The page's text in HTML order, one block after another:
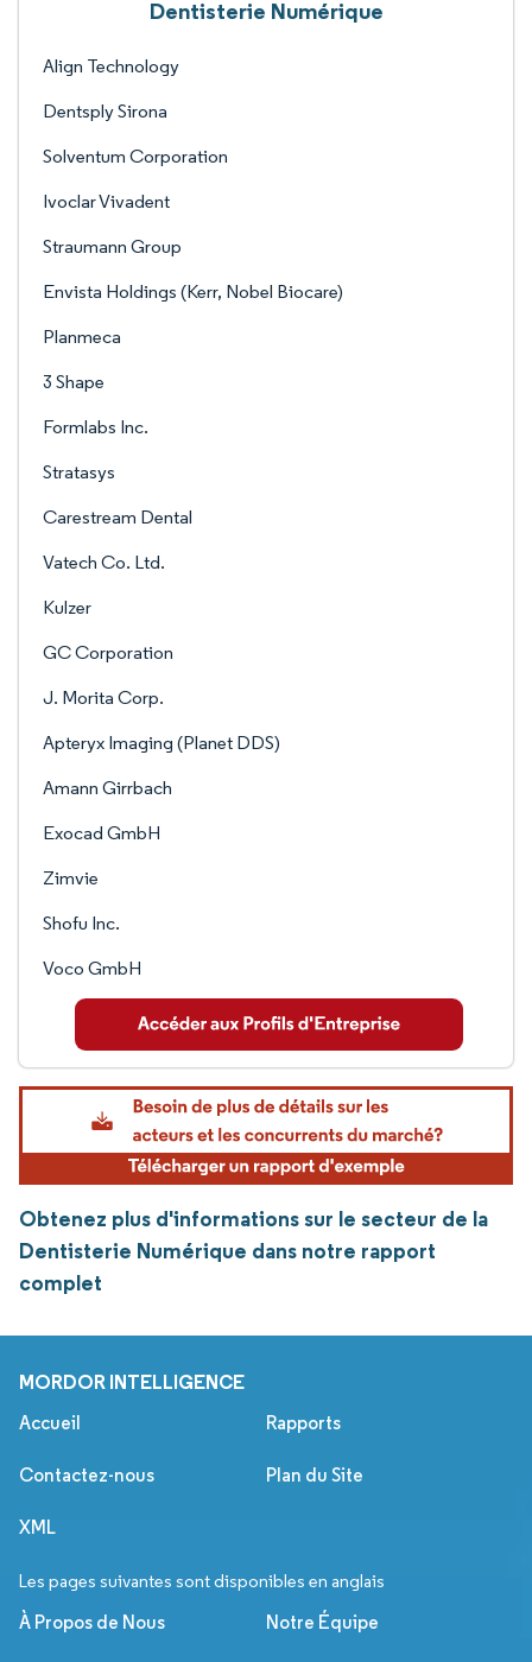
Dentisterie Numérique
Align Technology
Dentsply Sirona
Solventum Corporation
Ivoclar Vivadent
Straumann Group
Envista Holdings (Kerr, Nobel Biocare)
Planmeca
3 Shape
Formlabs Inc.
Stratasys
Carestream Dental
Vatech Co. Ltd.
Kulzer
GC Corporation
J. Morita Corp.
Apteryx Imaging (Planet DDS)
Amann Girrbach
Exocad GmbH
Zimvie
Shofu Inc.
Voco GmbH
Obtenez plus d'informations sur le secteur de la
Dentisterie Numérique dans notre rapport
complet
MORDOR INTELLIGENCE
Accueil Rapports
Contactez-nous Plan du Site
XML
Les pages suivantes sont disponibles en anglais
À Propos de Nous Notre Équipe